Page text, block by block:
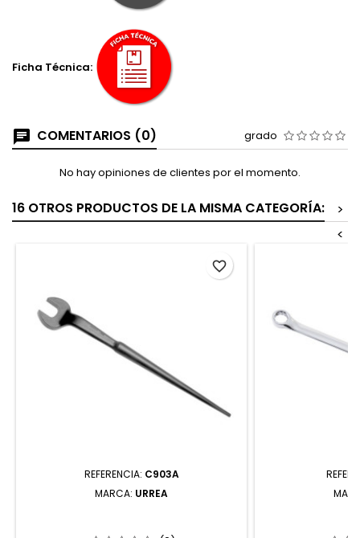
Ficha Técnica:
COMENTARIOS (0) grado
No hay opiniones de clientes por el momento.
16 OTROS PRODUCTOS DE LA MISMA CATEGORÍA:
>
<
REFERENCIA: C903A
MARCA: URREA
favorite_border